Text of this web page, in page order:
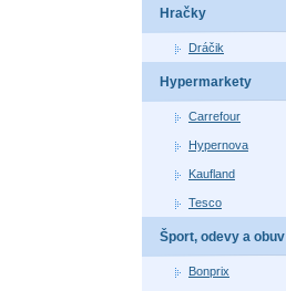
Hračky
Dráčik
Hypermarkety
Carrefour
Hypernova
Kaufland
Tesco
Šport, odevy a obuv
Bonprix